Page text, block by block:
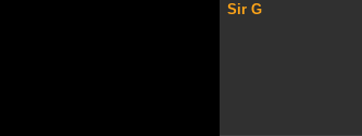
Sir G